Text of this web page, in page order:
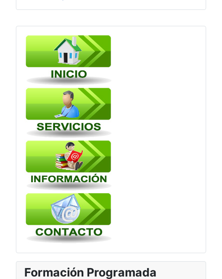
Formación Programada